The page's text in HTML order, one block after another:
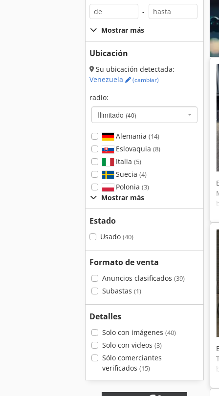
-
Mostrar más
Ubicación
Su ubicación detectada:
Venezuela
(cambiar)
radio:
Ilimitado (40)
Alemania (14)
Eslovaquia (8)
Italia (5)
Suecia (4)
Polonia (3)
Mostrar más
Estado
Usado (40)
Formato de venta
Anuncios clasificados (39)
Subastas (1)
Detalles
Solo con imágenes (40)
Solo con videos (3)
Sólo comerciantes
verificados (15)